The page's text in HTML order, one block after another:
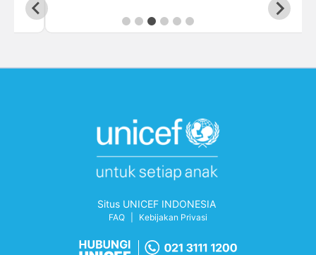
Situs UNICEF INDONESIA
FAQ Kebijakan Privasi